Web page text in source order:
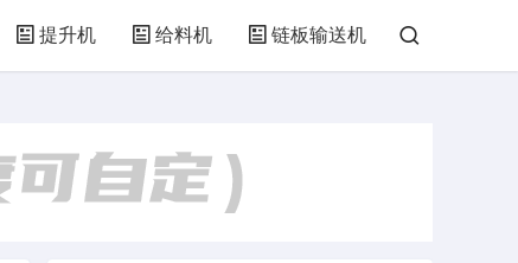
提升机 给料机 链板输送机